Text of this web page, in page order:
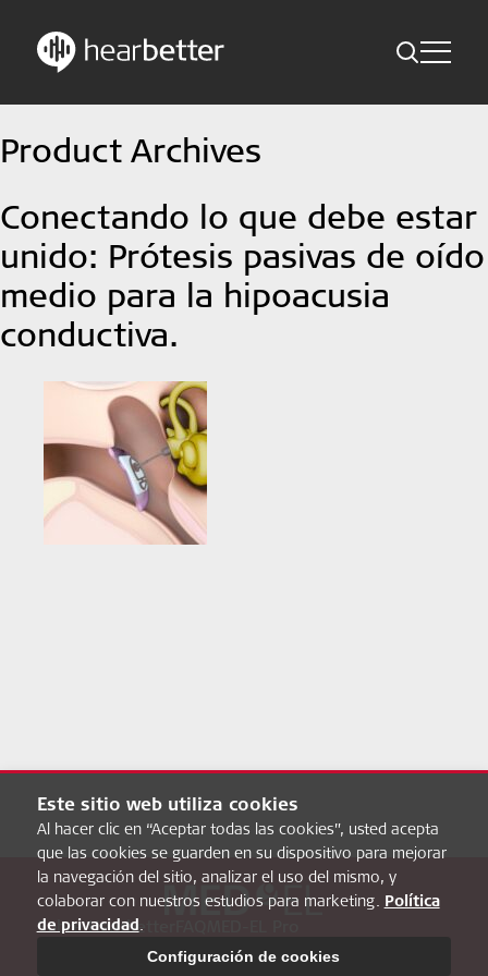
to
content
Toggle
Estudios compactos
Noticias
Suscríbete ahora
Síganos
Product Archives
Conectando lo que debe estar
unido: Prótesis pasivas de oído
medio para la hipoacusia
conductiva.
Sobre Hearbetter
Política de privacidadAviso Legal
Este sitio web utiliza cookies
Al hacer clic en “Aceptar todas las cookies”, usted acepta
que las cookies se guarden en su dispositivo para mejorar
la navegación del sitio, analizar el uso del mismo, y
colaborar con nuestros estudios para marketing. Política
de privacidad.
Configuración de cookies